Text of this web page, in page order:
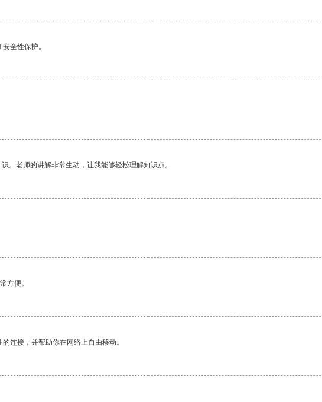
全性保护。
。老师的讲解非常生动，让我能够轻松理解知识点。
方便。
连接，并帮助你在网络上自由移动。